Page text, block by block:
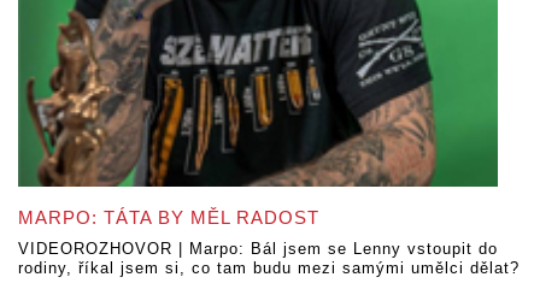
MARPO: TÁTA BY MĚL RADOST
VIDEOROZHOVOR | Marpo: Bál jsem se Lenny vstoupit do
rodiny, říkal jsem si, co tam budu mezi samými umělci dělat?